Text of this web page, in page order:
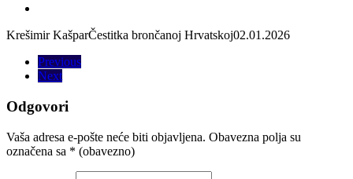
Krešimir KašparČestitka brončanoj Hrvatskoj02.01.2026
Previous
Next
Odgovori
Vaša adresa e-pošte neće biti objavljena. Obavezna polja su
označena sa * (obavezno)